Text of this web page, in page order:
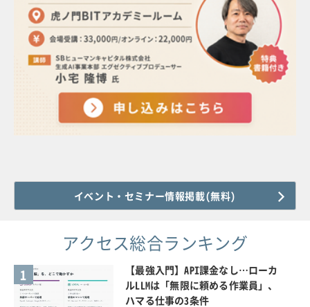
イベント・セミナー情報掲載(無料)
アクセス総合ランキング
1
【最強入門】API課金なし…ローカ
ルLLMは「無限に頼める作業員」、
ハマる仕事の3条件